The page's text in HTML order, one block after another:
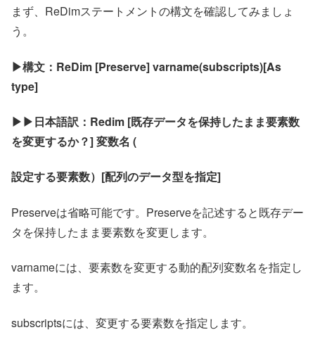
まず、ReDimステートメントの構文を確認してみましょ
う。
▶構文：ReDim [Preserve] varname(subscripts)[As
type]
▶▶日本語訳：Redim [既存データを保持したまま要素数
を変更するか？] 変数名 (
設定する要素数）[配列のデータ型を指定]
Preserveは省略可能です。Preserveを記述すると既存デー
タを保持したまま要素数を変更します。
varnameには、要素数を変更する動的配列変数名を指定し
ます。
subscriptsには、変更する要素数を指定します。